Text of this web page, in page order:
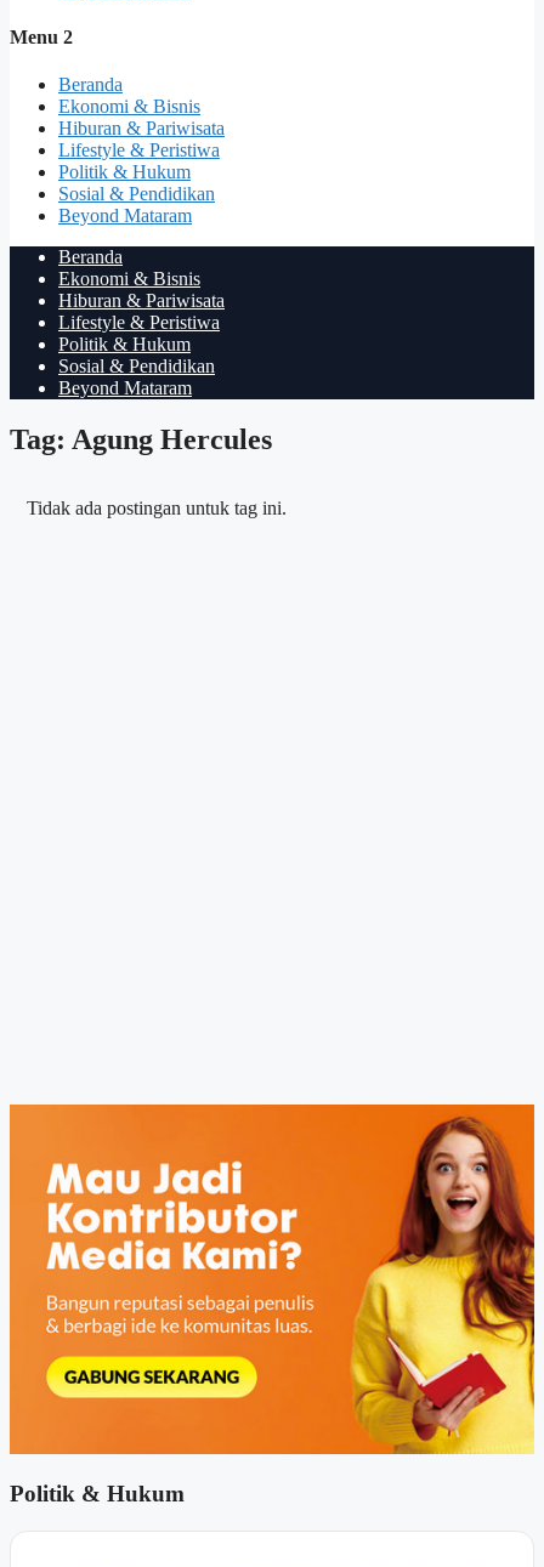
Menu 2
Beranda
Ekonomi & Bisnis
Hiburan & Pariwisata
Lifestyle & Peristiwa
Politik & Hukum
Sosial & Pendidikan
Beyond Mataram
Beranda
Ekonomi & Bisnis
Hiburan & Pariwisata
Lifestyle & Peristiwa
Politik & Hukum
Sosial & Pendidikan
Beyond Mataram
Tag: Agung Hercules
Tidak ada postingan untuk tag ini.
Politik & Hukum